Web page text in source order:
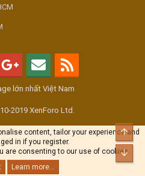
lớn nhất Việt Nam
2019 XenForo Ltd.
content, tailor your experience and
in if you register.
are consenting to our use of cookies.
Learn more...
Top